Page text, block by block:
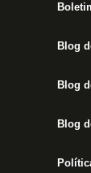
Blog
Blog
Blog